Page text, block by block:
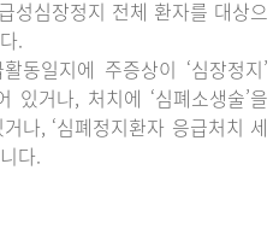
성심장정지 전체 환자를 대상으
.
동일지에 주증상이 ‘심장정지’
있거나, 처치에 ‘심폐소생술’을
나, ‘심폐정지환자 응급처치 세
다.